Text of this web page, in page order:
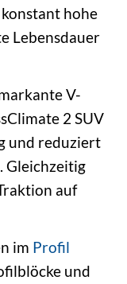
hohe
Lebensdauer
V-
2 SUV
und reduziert
Gleichzeitig
auf
im Profil
und